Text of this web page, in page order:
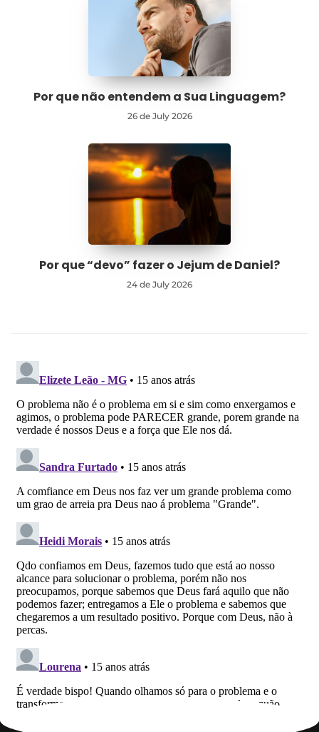
Por que não entendem a Sua Linguagem?
26 de July 2026
Por que “devo” fazer o Jejum de Daniel?
24 de July 2026